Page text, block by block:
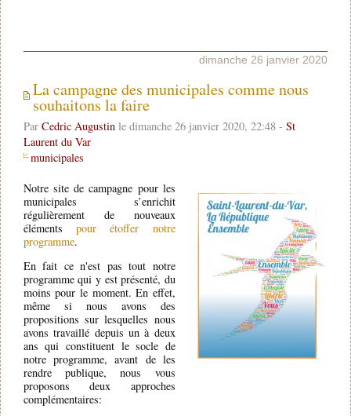
dimanche 26 janvier 2020
La campagne des municipales comme nous
souhaitons la faire
Par Cedric Augustinle dimanche 26 janvier 2020, 22:48 - St
Laurent du Var
municipales
Notre site de campagne pour les
municipales s’enrichit
régulièrement de nouveaux
élémentspour étoffer notre
programme.
En fait ce n'est pas tout notre
programme qui y est présenté, du
moins pour le moment. En effet,
même si nous avons des
propositions sur lesquelles nous
avons travaillé depuis un à deux
ans qui constituent le socle de
notre programme, avant de les
rendre publique, nous vous
proposons deux approches
complémentaires: